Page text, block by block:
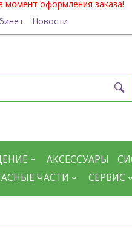
момент оформления заказа!
Новости
АКСЕССУАРЫ
ЧАСТИ СЕРВИС